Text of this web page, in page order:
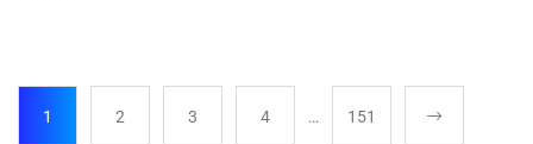
1 2 3 4 … 151